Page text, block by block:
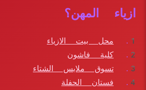
ازياء المهن؟
محل بيت الازياء
كلية فاشون
تسوق ملابس الشتاء
فستان الحفلة